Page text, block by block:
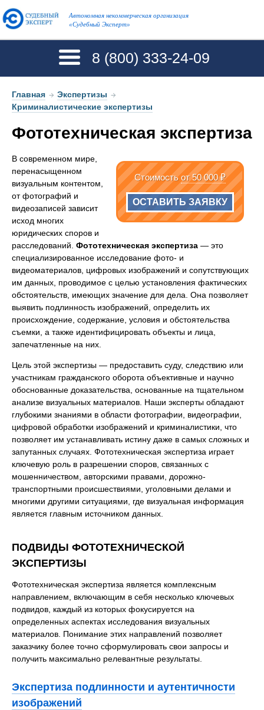
Автономная некоммерческая организация
«Судебный Эксперт»
8 (800) 333-24-09
Главная → Экспертизы →
Криминалистические экспертизы
Фототехническая экспертиза
Стоимостьот 50 000 ₽
ОСТАВИТЬ ЗАЯВКУ
В современном мире,
перенасыщенном
визуальным контентом,
от фотографий и
видеозаписей зависит
исход многих
юридических споров и
расследований. Фототехническая экспертиза — это
специализированное исследование фото- и
видеоматериалов, цифровых изображений и сопутствующих
им данных, проводимое с целью установления фактических
обстоятельств, имеющих значение для дела. Она позволяет
выявить подлинность изображений, определить их
происхождение, содержание, условия и обстоятельства
съемки, а также идентифицировать объекты и лица,
запечатленные на них.
Цель этой экспертизы — предоставить суду, следствию или
участникам гражданского оборота объективные и научно
обоснованные доказательства, основанные на тщательном
анализе визуальных материалов. Наши эксперты обладают
глубокими знаниями в области фотографии, видеографии,
цифровой обработки изображений и криминалистики, что
позволяет им устанавливать истину даже в самых сложных и
запутанных случаях. Фототехническая экспертиза играет
ключевую роль в разрешении споров, связанных с
мошенничеством, авторскими правами, дорожно-
транспортными происшествиями, уголовными делами и
многими другими ситуациями, где визуальная информация
является главным источником данных.
ПОДВИДЫ ФОТОТЕХНИЧЕСКОЙ
ЭКСПЕРТИЗЫ
Фототехническая экспертиза является комплексным
направлением, включающим в себя несколько ключевых
подвидов, каждый из которых фокусируется на
определенных аспектах исследования визуальных
материалов. Понимание этих направлений позволяет
заказчику более точно сформулировать свои запросы и
получить максимально релевантные результаты.
Экспертиза подлинности и аутентичности
изображений